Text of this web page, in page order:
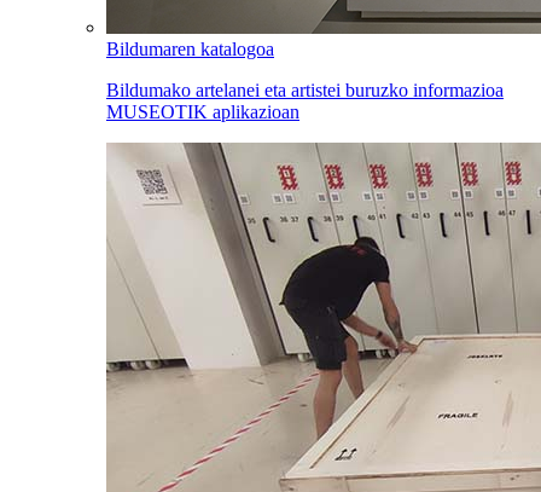
Bildumaren katalogoa
Bildumako artelanei eta artistei buruzko informazioa
MUSEOTIK aplikazioan